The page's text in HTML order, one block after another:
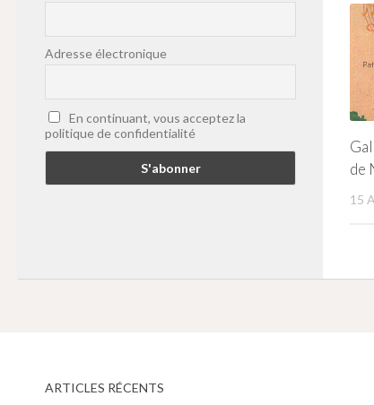
de
15
Adresse électronique
En continuant, vous acceptez la
politique de confidentialité
ARTICLES RÉCENTS